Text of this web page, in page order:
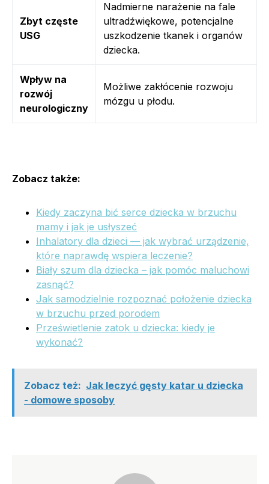
Zbyt częste
USG
Nadmierne narażenie na fale
ultradźwiękowe, potencjalne
uszkodzenie tkanek i organów
dziecka.
Wpływ na
rozwój
neurologiczny
Możliwe zakłócenie rozwoju
mózgu u płodu.
Zobacz także:
Kiedy zaczyna bić serce dziecka w brzuchu
mamy i jak je usłyszeć
Inhalatory dla dzieci — jak wybrać urządzenie,
które naprawdę wspiera leczenie?
Biały szum dla dziecka – jak pomóc maluchowi
zasnąć?
Jak samodzielnie rozpoznać położenie dziecka
w brzuchu przed porodem
Prześwietlenie zatok u dziecka: kiedy je
wykonać?
Zobacz też: Jak leczyć gęsty katar u dziecka
- domowe sposoby